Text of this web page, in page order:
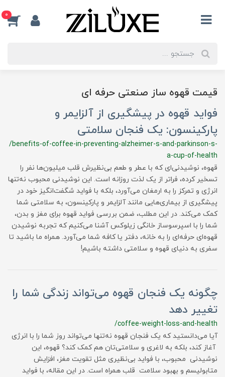
0
قیمت قهوه ساز صنعتی حرفه ای
فواید قهوه در پیشگیری از آلزایمر و
پارکینسون: یک فنجان سلامتی
/benefits-of-coffee-in-preventing-alzheimer-s-and-parkinson-s-
a-cup-of-health
قهوه، نوشیدنی‌ای که با عطر و طعم بی‌نظیرش قلب میلیون‌ها نفر را
تسخیر کرده، فراتر از یک لذت روزانه است. این نوشیدنی محبوب نه‌تنها
انرژی و تمرکز را به ارمغان می‌آورد، بلکه با فواید شگفت‌انگیز خود در
پیشگیری از بیماری‌هایی مانند آلزایمر و پارکینسون، به سلامتی شما
کمک می‌کند. در این مطلب، ضمن بررسی فواید قهوه برای مغز و بدن،
شما را با اسپرسوساز خانگی زیلوکس آشنا می‌کنیم که تجربه نوشیدن
قهوه‌ای حرفه‌ای را به خانه، دفتر یا کافه شما می‌آورد. همراه ما باشید تا
سفری به دنیای قهوه و سلامتی داشته باشیم!
چگونه یک فنجان قهوه می‌تواند زندگی شما را
تغییر دهد
/coffee-weight-loss-and-health
آیا می‌دانستید که یک فنجان قهوه نه‌تنها می‌تواند روز شما را با انرژی
آغاز کند، بلکه به لاغری و سلامتی‌تان هم کمک کند؟ قهوه، این
نوشیدنی محبوب، با فواید بی‌نظیری مثل تقویت مغز، افزایش
متابولیسم و بهبود سلامت قلب همراه است. در این مقاله، با فواید